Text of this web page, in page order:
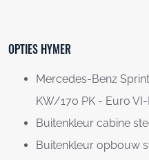
OPTIES HYMER
Mercedes-Benz
KW/170 PK - Euro VI-
Buitenkleur cabine
Buitenkleur opbouw